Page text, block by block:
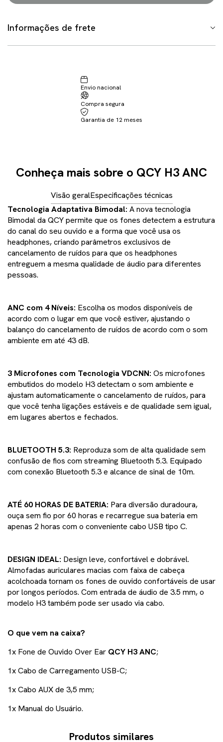
Informações de frete
Envio nacional
Compra segura
Garantia de 12 meses
Conheça mais sobre o QCY H3 ANC
Visão geralEspecificações técnicas
Tecnologia Adaptativa Bimodal: A nova tecnologia
Bimodal da QCY permite que os fones detectem a estrutura
do canal do seu ouvido e a forma que você usa os
headphones, criando parâmetros exclusivos de
cancelamento de ruídos para que os headphones
entreguem a mesma qualidade de áudio para diferentes
pessoas.
ANC com 4 Níveis: Escolha os modos disponíveis de
acordo com o lugar em que você estiver, ajustando o
balanço do cancelamento de ruídos de acordo com o som
ambiente em até 43 dB.
3 Microfones com Tecnologia VDCNN: Os microfones
embutidos do modelo H3 detectam o som ambiente e
ajustam automaticamente o cancelamento de ruídos, para
que você tenha ligações estáveis e de qualidade sem igual,
em lugares abertos e fechados.
BLUETOOTH 5.3: Reproduza som de alta qualidade sem
confusão de fios com streaming Bluetooth 5.3. Equipado
com conexão Bluetooth 5.3 e alcance de sinal de 10m.
ATÉ 60 HORAS DE BATERIA: Para diversão duradoura,
ouça sem fio por 60 horas e recarregue sua bateria em
apenas 2 horas com o conveniente cabo USB tipo C.
DESIGN IDEAL: Design leve, confortável e dobrável.
Almofadas auriculares macias com faixa de cabeça
acolchoada tornam os fones de ouvido confortáveis de usar
por longos períodos. Com entrada de áudio de 3.5 mm, o
modelo H3 também pode ser usado via cabo.
O que vem na caixa?
1x Fone de Ouvido Over Ear QCY H3 ANC;
1x Cabo de Carregamento USB-C;
1x Cabo AUX de 3,5 mm;
1x Manual do Usuário.
Produtos similares